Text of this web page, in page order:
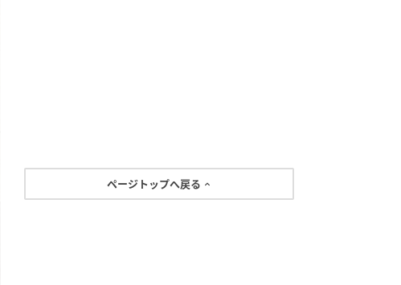
ページトップへ戻る